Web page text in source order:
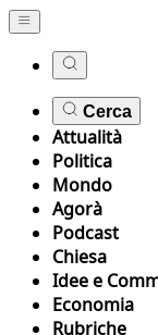
Cerca
Attualità
Politica
Mondo
Agorà
Podcast
Chiesa
Idee e
Economia
Rubriche